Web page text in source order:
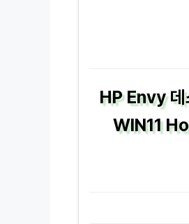
HP Envy
WIN11